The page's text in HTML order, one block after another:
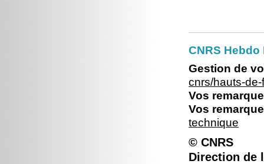
CNRS
Gestion de
cnrs/hauts-
Vos
Vos
technique
© CNRS
Direction de